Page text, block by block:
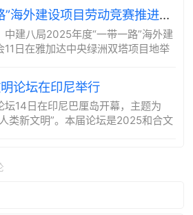
中建八局“一带一路”海外建设项目劳动竞赛推进会在雅加达召开
中建八局2025年度“一带一路”海外建
日在雅加达中央绿洲双塔项目地举
论坛在印尼举行
坛14日在印尼巴厘岛开幕，主题为
类新文明”。本届论坛是2025和合文